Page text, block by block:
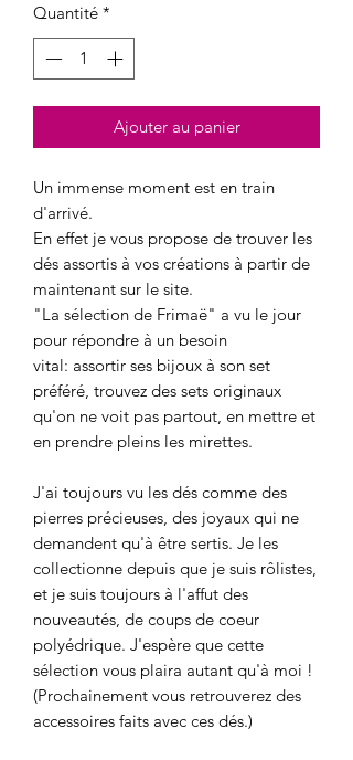
Quantité *
Ajouter au panier
Un immense moment est en train
d'arrivé.
En effet je vous propose de trouver les
dés assortis à vos créations à partir de
maintenant sur le site.
"La sélection de Frimaë" a vu le jour
pour répondre à un besoin
vital: assortir ses bijoux à son set
préféré, trouvez des sets originaux
qu'on ne voit pas partout, en mettre et
en prendre pleins les mirettes.
J'ai toujours vu les dés comme des
pierres précieuses, des joyaux qui ne
demandent qu'à être sertis. Je les
collectionne depuis que je suis rôlistes,
et je suis toujours à l'affut des
nouveautés, de coups de coeur
polyédrique. J'espère que cette
sélection vous plaira autant qu'à moi !
(Prochainement vous retrouverez des
accessoires faits avec ces dés.)